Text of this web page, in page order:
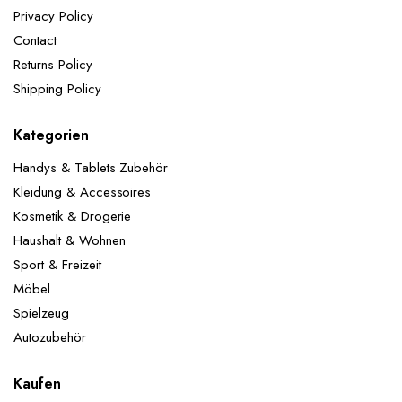
Jubiläumsfeiern, tägliche Dekorationen usw.
Lieferumfang:
Gold 2x 32" Zahlen Folienballons 5x 12"Gold
Konfetti-Ballons 5x 12"Schwarz-Ballons 5x 12"Gold-
Ballons
Jahren geeignet.
Privacy Policy
Contact
Returns Policy
Shipping Policy
Kategorien
Handys & Tablets Zubehör
Kleidung & Accessoires
Kosmetik & Drogerie
Haushalt & Wohnen
Sport & Freizeit
Möbel
Spielzeug
Autozubehör
Kaufen